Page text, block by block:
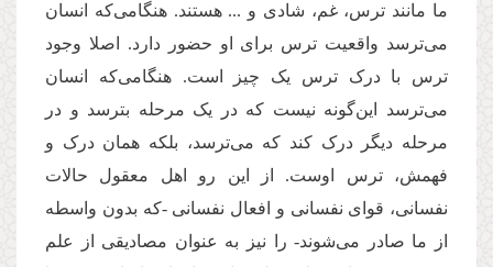
ما مانند ترس، غم، شادی و ... هستند. هنگامی‌که انسان
می‌ترسد واقعیت ترس برای او حضور دارد. اصلا وجود
ترس با درک ترس یک چیز است. هنگامی‌که انسان
می‌ترسد این‌گونه نیست که در یک مرحله بترسد و در
مرحله دیگر درک کند که می‌ترسد، بلکه همان درک و
فهمش، ترس اوست. از این رو اهل معقول حالات
نفسانی، قوای نفسانی و افعال نفسانی -که بدون واسطه
از ما صادر می‌شوند- را نیز به عنوان مصادیقی از علم